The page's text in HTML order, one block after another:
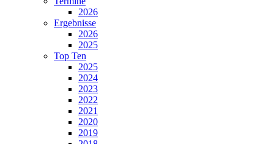
2026
Ergebnisse
2026
2025
Top Ten
2025
2024
2023
2022
2021
2020
2019